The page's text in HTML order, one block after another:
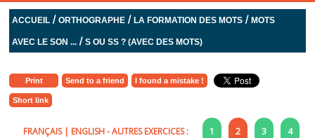
ACCUEIL /ORTHOGRAPHE /LA FORMATION DES MOTS /MOTS
AVEC LE SON ... /S OU SS ? (AVEC DES MOTS)
Print Send to a friend I found a mistake !
Short link
FRANÇAIS| ENGLISH- AUTRES EXERCICES : 1 2 3 4